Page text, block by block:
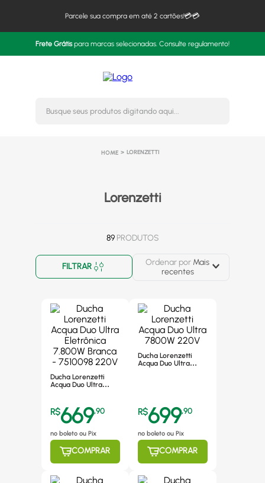
Parcele sua compra em até 2 cartões!💳💳
Frete Grátispara marcas selecionadas. Consulte regulamento!
Busque seus produtos
LORENZETTI
Lorenzetti
89 PRODUTOS
FILTRAR Ordenar por Mais
recentes
Ducha Lorenzetti
Acqua Duo Ultra
220V
R$669,90
no boleto ou Pix
COMPRAR
Ducha Lorenzetti
Acqua Duo Ultra
R$699,90
no boleto ou Pix
COMPRAR